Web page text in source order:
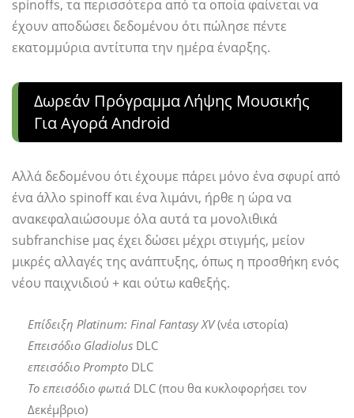
spinoffs, τα περισσότερα από τα οποία φαίνεται να
έχουν αποδώσει δεδομένου ότι πώλησε πέντε
εκατομμύρια αντίτυπα την ημέρα έναρξης.
Δωρεάν Πρόγραμμα Λήψης Μουσικής
Για Αγορά Android
Αλλά δεδομένου ότι έχουμε πάρει μόνο ένα σφυρί από
ένα άλλο spinoff και ένα λιμάνι, ήρθε η ώρα να
ανακεφαλαιώσουμε όλα αυτά τα μονολιθικά
subfranchise μας έχει δώσει μέχρι στιγμής, μείον
μικρές αλλαγές της ανάπτυξης, όπως η προσθήκη ενός
νέου παιχνιδιού + και ούτω καθεξής.
Επίδειξη Platinum: Final Fantasy XV (νέα ιστορία)
Επεισόδιο Gladiolus DLC
επεισόδιο Prompto DLC
Το επεισόδιο φωτιά DLC (που θα κυκλοφορήσει τον
Δεκέμβριο)